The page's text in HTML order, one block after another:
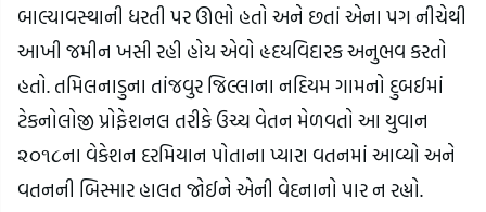
બાલ્યાવસ્થાની ધરતી પર ઊભો હતો અને છતાં એના પગ નીચેથી
આખી જમીન ખસી રહી હોય એવો હૃદયવિદારક અનુભવ કરતો
હતો. તમિલનાડુના તાંજવુર જિલ્લાના નદિયમ ગામનો દુબઈમાં
ટેકનોલોજી પ્રોફેશનલ તરીકે ઉચ્ચ વેતન મેળવતો આ યુવાન
૨૦૧૮ના વેકેશન દરમિયાન પોતાના પ્યારા વતનમાં આવ્યો અને
વતનની બિસ્માર હાલત જોઈને એની વેદનાનો પાર ન રહ્યો.